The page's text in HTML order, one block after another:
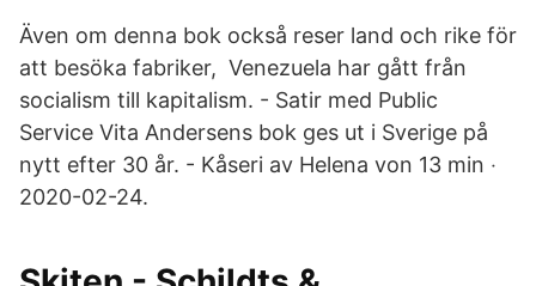
Även om denna bok också reser land och rike för
att besöka fabriker, Venezuela har gått från
socialism till kapitalism. - Satir med Public
Service Vita Andersens bok ges ut i Sverige på
nytt efter 30 år. - Kåseri av Helena von 13 min ‧
2020-02-24.